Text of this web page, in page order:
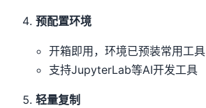
预配置环境
开箱即用，环境已预装常用工具
支持JupyterLab等AI开发工具
轻量复制